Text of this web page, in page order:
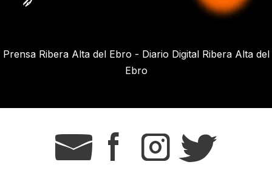
Prensa Ribera Alta del Ebro - Diario Digital Ribera Alta del
Ebro
g s t r